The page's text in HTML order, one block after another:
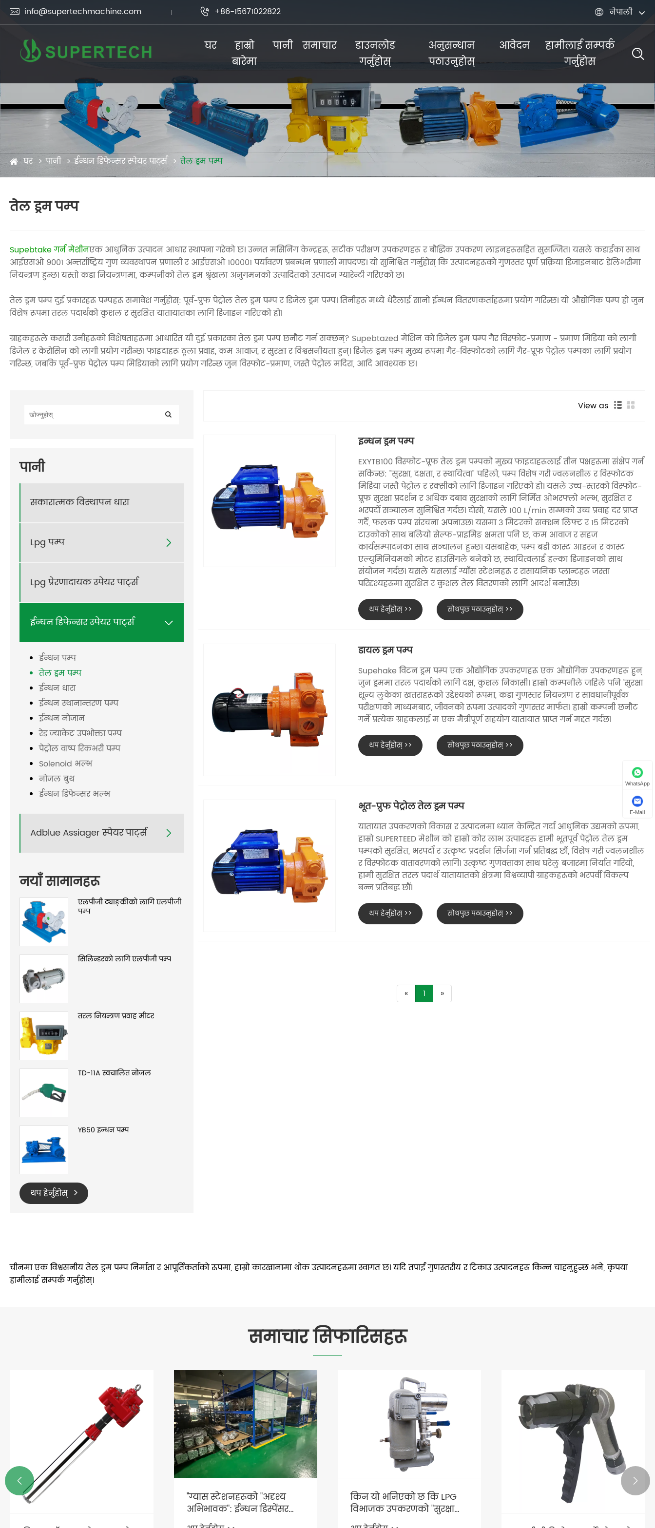
 info@supertechmachine.com  +86-15671022822  नेपाली
घर
हाम्रो
बारेमा
पानी समाचार
डाउनलोड
गर्नुहोस्
अनुसन्धान
पठाउनुहोस्
आवेदन
हामीलाई सम्पर्क
गर्नुहोस
घर पानी ईन्धन डिफेन्सर स्पेयर पार्ट्स तेल ड्रम पम्प
तेल ड्रम पम्प
Supebtake गर्न मेशीनएक आधुनिक उत्पादन आधार स्थापना गरेको छ। उन्नत मसिनिंग केन्द्रहरू, सटीक परीक्षण उपकरणहरू र बौद्धिक उपकरण लाइनहरूसहित सुसज्जित। यसले कडाईका साथ
आईएसओ 9001 अन्तर्राष्ट्रिय गुण व्यवस्थापन प्रणाली र आईएसओ 100001 पर्यावरण प्रबन्धन प्रणाली मापदण्ड। यो सुनिश्चित गर्नुहोस् कि उत्पादनहरूको गुणस्तर पूर्ण प्रक्रिया डिजाइनबाट डेलिभरीमा
नियन्त्रण हुन्छ। यस्तो कडा नियन्त्रणमा, कम्पनीको तेल ड्रम श्रृंखला अनुगमनको उत्पादितको उत्पादन ग्यारेन्टी गरिएको छ।
तेल ड्रम पम्प दुई प्रकारहरू पम्पहरू समावेश गर्नुहोस्: पूर्व-प्रुफ पेट्रोल तेल ड्रम पम्प र डिजेल ड्रम पम्प। तिनीहरू मध्ये धेरैलाई सानो ईन्धन वितरणकर्ताहरूमा प्रयोग गरिन्छ। यो औद्योगिक पम्प हो जुन
विशेष रूपमा तरल पदार्थको कुशल र सुरक्षित यातायातका लागि डिजाइन गरिएको हो।
ग्राहकहरूले कसरी उनीहरूको विशेषताहरूमा आधारित यी दुई प्रकारका तेल ड्रम पम्प छनौट गर्न सक्छन्? Supebtazed मेशिन को डिजेल ड्रम पम्प गैर विस्फोट-प्रमाण - प्रमाण मिडिया को लागी
डिजेल र केरोसिन को लागी प्रयोग गरीन्छ। फाइदाहरू ठूला प्रवाह, कम आवाज, र सुरक्षा र विश्वसनीयता हुन्। डिजेल ड्रम पम्प मुख्य रूपमा गैर-विस्फोटको लागि गैर-प्रूफ पेट्रोल पम्पका लागि प्रयोग
गरिन्छ, जबकि पूर्व-प्रुफ पेट्रोल पम्प मिडियाको लागि प्रयोग गरिन्छ जुन विस्फोट-प्रमाण, जस्तै पेट्रोल मदिरा, आदि आवश्यक छ।
पानी
सकारात्मक विस्थापन धारा
Lpg पम्प 
Lpg प्रेरणादायक स्पेयर पार्ट्स
ईन्धन डिफेन्सर स्पेयर पार्ट्स 
ईन्धन पम्प
तेल ड्रम पम्प
ईन्धन धारा
ईन्धन स्थानान्तरण पम्प
ईन्धन नोजान
रेड ज्याकेट उपभोक्ता पम्प
पेट्रोल वाष्प रिकभरी पम्प
Solenoid भल्भ
नोजल बुथ
ईन्धन डिफेन्सर भल्भ
Adblue Assiager स्पेयर पार्ट्स 
नयाँ सामानहरू
एलपीजी ट्याङ्कीको लागि एलपीजी
पम्प
सिलिन्डरको लागि एलपीजी पम्प
तरल नियन्त्रण प्रवाह मीटर
TD-11A स्वचालित नोजल
YB50 इन्धन पम्प
थप हेर्नुहोस्
View as
इन्धन ड्रम पम्प
EXYTB100 विस्फोट-प्रूफ तेल ड्रम पम्पको मुख्य फाइदाहरूलाई तीन पक्षहरूमा संक्षेप गर्न
सकिन्छ: "सुरक्षा, दक्षता, र स्थायित्व।" पहिलो, पम्प विशेष गरी ज्वलनशील र विस्फोटक
मिडिया जस्तै पेट्रोल र रक्सीको लागि डिजाइन गरिएको हो। यसले उच्च-स्तरको विस्फोट-
प्रूफ सुरक्षा प्रदर्शन र अधिक दबाव सुरक्षाको लागि निर्मित ओभरफ्लो भल्भ, सुरक्षित र
भरपर्दो सञ्चालन सुनिश्चित गर्दछ। दोस्रो, यसले 100 L/min सम्मको उच्च प्रवाह दर प्राप्त
गर्दै, फलक पम्प संरचना अपनाउछ। यसमा 3 मिटरको सक्शन लिफ्ट र 15 मिटरको
टाउकोको साथ बलियो सेल्फ-प्राइमिङ क्षमता पनि छ, कम आवाज र सहज
कार्यसम्पादनका साथ सञ्चालन हुन्छ। यसबाहेक, पम्प बडी कास्ट आइरन र कास्ट
एल्युमिनियमको मोटर हाउसिंगले बनेको छ, स्थायित्वलाई हल्का डिजाइनको साथ
संयोजन गर्दछ। यसले यसलाई ग्याँस स्टेशनहरू र रासायनिक प्लान्टहरू जस्ता
परिदृश्यहरूमा सुरक्षित र कुशल तेल वितरणको लागि आदर्श बनाउँछ।
थप हेर्नुहोस् >> सोधपुछ पठाउनुहोस् >>
डायल ड्रम पम्प
Supehake विटन ड्रम पम्प एक औद्योगिक उपकरणहरू एक औद्योगिक उपकरणहरू हुन्
जुन ड्रममा तरल पदार्थको लागि दक्ष, कुशल निकासी। हाम्रो कम्पनीले जहिले पनि 'सुरक्षा
शून्य लुकेका खतराहरूको उद्देश्यको रूपमा, कडा गुणस्तर नियन्त्रण र सावधानीपूर्वक
परीक्षणको माध्यमबाट, जीवनको रूपमा उत्पादको गुणस्तर मार्फत। हाम्रो कम्पनी छनौट
गर्ने प्रत्येक ग्राहकलाई म एक मैत्रीपूर्ण सहयोग यातायात प्राप्त गर्न मद्दत गर्दछ।
थप हेर्नुहोस् >> सोधपुछ पठाउनुहोस् >>
भूत-प्रुफ पेट्रोल तेल ड्रम पम्प
यातायात उपकरणको विकास र उत्पादनमा ध्यान केन्द्रित गर्दा आधुनिक उद्यमको रूपमा,
हाम्रो SUPERTEED मेशीन को हाम्रो कोर लाभ उत्पादहरु हामी भूतपूर्व पेट्रोल तेल ड्रम
पम्पको सुरक्षित, भरपर्दो र उत्कृष्ट प्रदर्शन सिर्जना गर्न प्रतिबद्ध छौं, विशेष गरी ज्वलनशील
र विस्फोटक वातावरणको लागि। उत्कृष्ट गुणवत्ताका साथ घरेलु बजारमा निर्यात गरियो,
हामी सुरक्षित तरल पदार्थ यातायातको क्षेत्रमा विश्वव्यापी ग्राहकहरूको भरपर्वी विकल्प
बन्न प्रतिबद्ध छौं।
थप हेर्नुहोस् >> सोधपुछ पठाउनुहोस् >>
« 1 »
चीनमा एक विश्वसनीय तेल ड्रम पम्प निर्माता र आपूर्तिकर्ताको रूपमा, हाम्रो कारखानामा थोक उत्पादनहरूमा स्वागत छ। यदि तपाईं गुणस्तरीय र टिकाउ उत्पादनहरू किन्न चाहनुहुन्छ भने, कृपया
हामीलाई सम्पर्क गर्नुहोस्।
समाचार सिफारिसहरू
सकारात्मक विस्थापन प्रवाह
कसरी एकल पम्प दुबै माथिको
ग्राउन्ड र भूमिगत भण्डारणका
ट्या ks ्कहरू?
"ग्यास स्टेशनहरूको "अदृश्य
 
WhatsApp
E-Mail